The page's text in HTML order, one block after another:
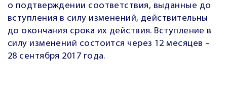
о подтверждении соответствия, выданные до
вступления в силу изменений, действительны
до окончания срока их действия. Вступление в
силу изменений состоится через 12 месяцев –
28 сентября 2017 года.